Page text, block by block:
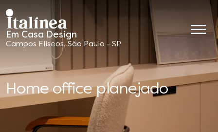
Em Casa Design
Móveis
Planejados
Campos Elíseos, São Paulo - SP
Home office planejado